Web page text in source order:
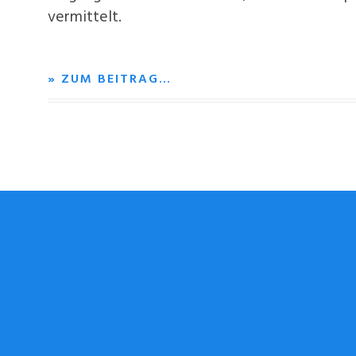
vermittelt.
» ZUM BEITRAG…